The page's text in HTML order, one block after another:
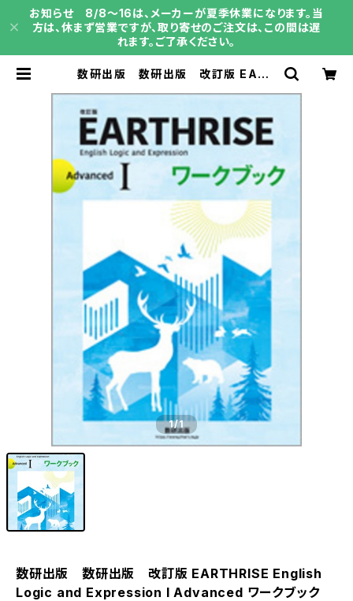
お知らせ 8/8～16は、メーカーが夏季休業になります。当
方は、休まず営業ですが、取り寄せのご注文は、この間は遅
れます。ご了承ください。
数研出版 数研出版 改訂版 EART
ession I Advanced ワークブッ
ク 新品 問題集本体のみ 別冊解
答なし 新品 問題集本体のみ 別
冊解答なし ISBN：97844103727
42 ISBN-10：B0GW5L46GF
SKU：004018752 | 育之書店（いく
のしょてん）
1/1
数研出版 数研出版 改訂版 EARTHRISE English
Logic and Expression I Advanced ワークブック